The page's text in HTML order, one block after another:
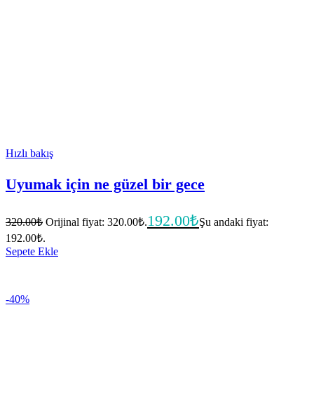
Hızlı bakış
Uyumak için ne güzel bir gece
320.00₺ Orijinal fiyat: 320.00₺.192.00₺Şu andaki fiyat:
192.00₺.
Sepete Ekle
-40%